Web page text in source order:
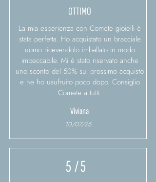
OTTIMO
La mia esperienza con Comete gioielli è
stata perfetta. Ho acquistato un bracciale
uomo ricevendolo imballato in modo
impeccabile. Mi è stato riservato anche
uno sconto del 50% sul prossimo acquisto
e ne ho usufruito poco dopo. Consiglio
Comete a tutti.
Viviana
10/07/25
5/ 5